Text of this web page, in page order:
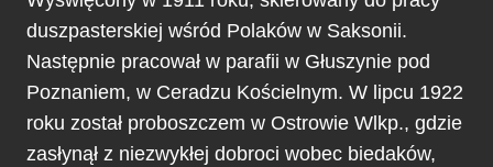
duszpasterskiej wśród Polaków w Saksonii.
Następnie pracował w parafii w Głuszynie pod
Poznaniem, w Ceradzu Kościelnym. W lipcu 1922
roku został proboszczem w Ostrowie Wlkp., gdzie
zasłynął z niezwykłej dobroci wobec biedaków,